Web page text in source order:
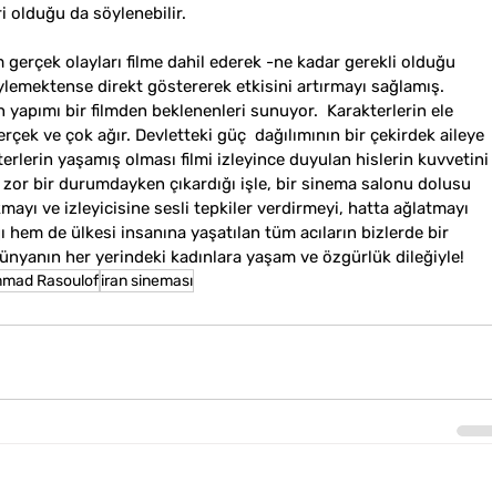
olduğu da söylenebilir.
olayları filme dahil ederek -ne kadar gerekli olduğu
direkt göstererek etkisini artırmayı sağlamış.
yapımı bir filmden beklenenleri sunuyor.  Karakterlerin ele
ve çok ağır. Devletteki güç  dağılımının bir çekirdek aileye
yaşamış olması filmi izleyince duyulan hislerin kuvvetini
bir durumdayken çıkardığı işle, bir sinema salonu dolusu
ve izleyicisine sesli tepkiler verdirmeyi, hatta ağlatmayı
hem de ülkesi insanına yaşatılan tüm acıların bizlerde bir
her yerindeki kadınlara yaşam ve özgürlük dileğiyle!
Rasoulofiran sineması